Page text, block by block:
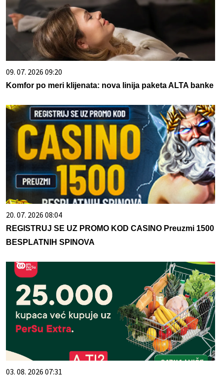
09. 07. 2026 09:20
Komfor po meri klijenata: nova linija paketa ALTA banke
20. 07. 2026 08:04
REGISTRUJ SE UZ PROMO KOD CASINO Preuzmi 1500
BESPLATNIH SPINOVA
03. 08. 2026 07:31